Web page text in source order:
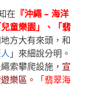
在 『沖繩 – 海洋
兒童樂園」、「翡
方大有來頭，和
」來細說分明。
索攀爬設施， 宣
樂區。
「翡翠海